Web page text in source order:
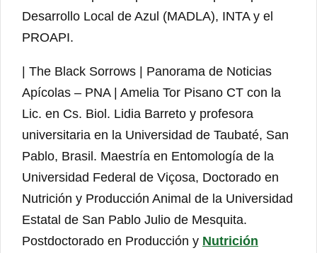
Desarrollo Local de Azul (MADLA), INTA y el
PROAPI.
| The Black Sorrows | Panorama de Noticias
Apícolas – PNA | Amelia Tor Pisano CT con la
Lic. en Cs. Biol. Lidia Barreto y profesora
universitaria en la Universidad de Taubaté, San
Pablo, Brasil. Maestría en Entomología de la
Universidad Federal de Viçosa, Doctorado en
Nutrición y Producción Animal de la Universidad
Estatal de San Pablo Julio de Mesquita.
Postdoctorado en Producción y Nutrición